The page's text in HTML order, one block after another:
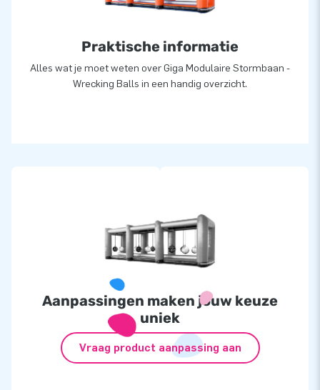
ontwikkelaars en logistiek medewerkers zijn echte ‘creators
wijze. Dankzij hen zijn onze klanten verzekerd van een zeer
professionele service en levering, over al ter wereld!
Praktische informatie
Alles wat je moet weten over Giga Modulaire Stormbaan -
Wrecking Balls in een handig overzicht.
Aanpassingen maken jouw keuze
uniek
Vraag product aanpassing aan